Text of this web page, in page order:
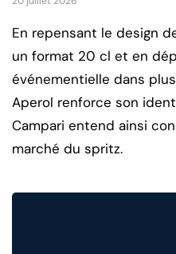
En repensant le design
un format 20 cl et en
événementielle dans
Aperol renforce son
Campari entend ainsi
marché du spritz.